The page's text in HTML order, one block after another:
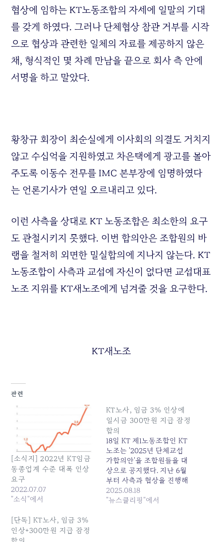
협상에 임하는 KT노동조합의 자세에 일말의 기대
를 갖게 하였다. 그러나 단체협상 참관 거부를 시작
으로 협상과 관련한 일체의 자료를 제공하지 않은
채, 형식적인 몇 차례 만남을 끝으로 회사 측 안에
서명을 하고 말았다.
황창규 회장이 최순실에게 이사회의 의결도 거치지
않고 수십억을 지원하였고 차은택에게 광고를 몰아
주도록 이동수 전무를 IMC 본부장에 임명하였다
는 언론기사가 연일 오르내리고 있다.
이런 사측을 상대로 KT 노동조합은 최소한의 요구
도 관철시키지 못했다. 이번 합의안은 조합원의 바
램을 철저히 외면한 밀실합의에 지나지 않는다. KT
노동조합이 사측과 교섭에 자신이 없다면 교섭대표
노조 지위를 KT새노조에게 넘겨줄 것을 요구한다.
KT새노조
관련
[소식지] 2022년 KT임금
동종업계 수준 대폭 인상
요구
2022.07.07
"소식"에서
KT노사, 임금 3% 인상에
일시금 300만원 지급 잠정
합의
18일 KT 제1노동조합인 KT
노조는 '2025년 단체교섭
가합의안'을 조합원들을 대
상으로 공지했다. 지난 6월
부터 사측과 협상을 진행해
온 노조는 당초 6.3%의 임
금 인상안을 제시했지만, 기
2025.08.18
"뉴스클리핑"에서
[단독] KT노사, 임금 3%
인상+300만원 지급 잠정